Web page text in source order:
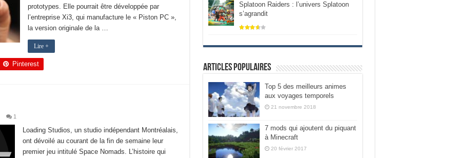
prototypes. Elle pourrait être développée par
l’entreprise Xi3, qui manufacture le « Piston PC »,
la version originale de la …
Lire +
Pinterest
1
Loading Studios, un studio indépendant Montréalais,
ont dévoilé au courant de la fin de semaine leur
premier jeu intitulé Space Nomads. L’histoire qui
Splatoon Raiders : l’univers Splatoon
s’agrandit
Articles populaires
Top 5 des meilleurs animes
aux voyages temporels
21 novembre 2018
7 mods qui ajoutent du piquant
à Minecraft
20 février 2017